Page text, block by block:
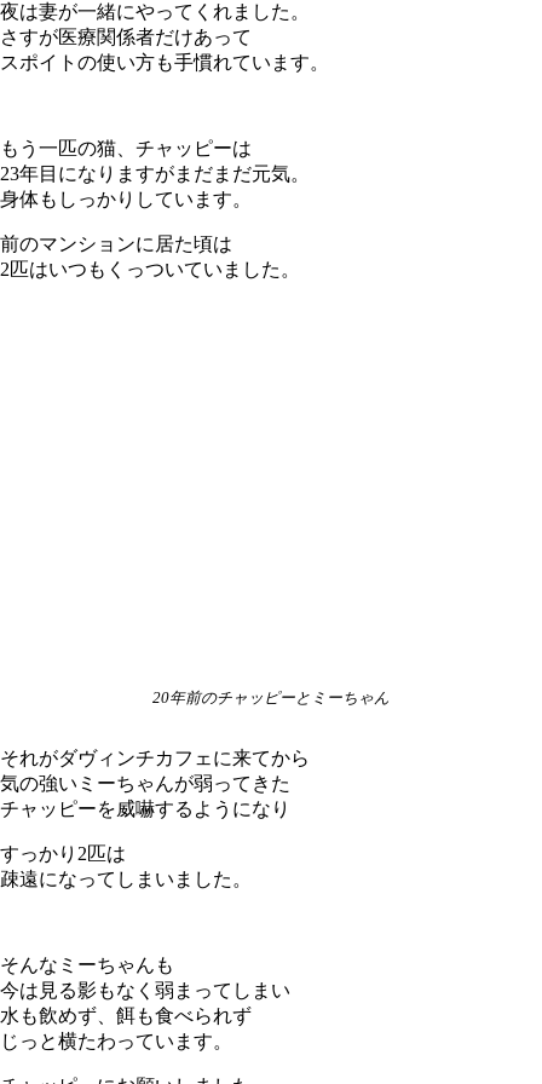
夜は妻が一緒にやってくれました。
さすが医療関係者だけあって
スポイトの使い方も手慣れています。
もう一匹の猫、チャッピーは
23年目になりますがまだまだ元気。
身体もしっかりしています。
前のマンションに居た頃は
2匹はいつもくっついていました。
20年前のチャッピーとミーちゃん
それがダヴィンチカフェに来てから
気の強いミーちゃんが弱ってきた
チャッピーを威嚇するようになり
すっかり2匹は
疎遠になってしまいました。
そんなミーちゃんも
今は見る影もなく弱まってしまい
水も飲めず、餌も食べられず
じっと横たわっています。